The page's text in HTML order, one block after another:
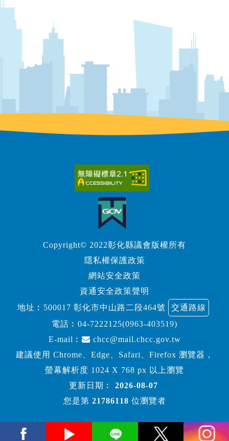
Copyright© 2022彰化縣議會版權所有
隱私權保護政策
網站安全政策
資通安全政策聲明
地址︰500017 彰化市中山路二段464號
交通路線
電話︰ 04-7222125(0963-403519)
E-mail︰
chcc@mail.chcc.gov.tw
建議使用 Chrome、Edge、Safari、Firefox 瀏覽器，
螢幕解析度 1024 X 768 px 以上瀏覽
更新日期︰
2026-08-07
您是第 21786118 位瀏覽者